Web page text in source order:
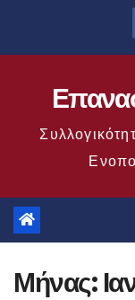
Μήνας: